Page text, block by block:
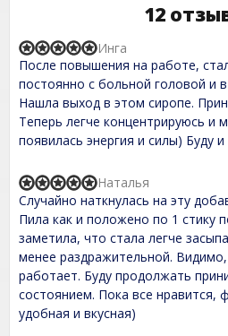
12
R
a
t
e
d
5
,
u
t
f
5
После повышения на работе,
постоянно с больной головой и
Нашла выход в этом сиропе.
Теперь легче концентрируюсь и
появилась энергия и силы) Буду
Инга
R
a
t
d
5
,
0
o
u
Случайно наткнулась на эту
Пила как и положено по 1 стику
заметила, что стала легче
менее раздражительной.
работает. Буду продолжать
состоянием. Пока все нравится,
удобная и вкусная)
Наталья